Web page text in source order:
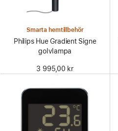
Smarta hemtillbehör
Philips Hue Gradient Signe
golvlampa
3 995,00 kr